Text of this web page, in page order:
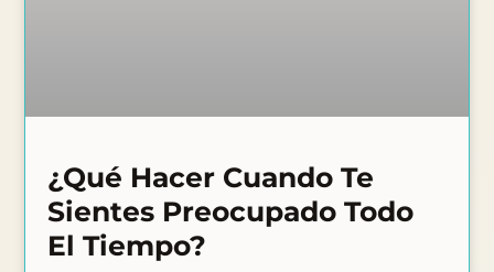
¿Qué Hacer Cuando Te
Sientes Preocupado Todo
El Tiempo?